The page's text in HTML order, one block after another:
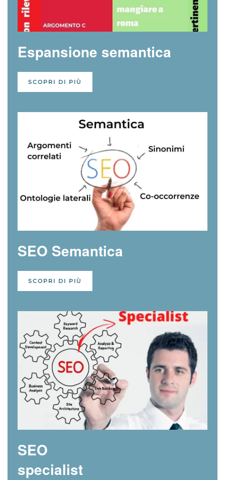
Espansione semantica
SCOPRI DI PIÙ
SEO Semantica
SCOPRI DI PIÙ
SEO
specialist